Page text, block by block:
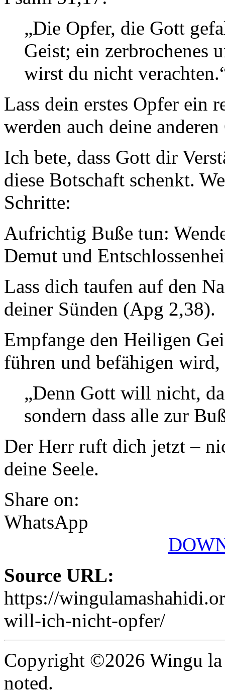
„Die Opfer, die Gott
Geist; ein zerbrochenes
wirst du nicht
Lass dein erstes Opfer ein
werden auch deine
Ich bete, dass Gott dir
diese Botschaft schenkt.
Schritte:
Aufrichtig Buße tun:
Demut und
Lass dich taufen auf den
deiner Sünden (Apg 2,38).
Empfange den Heiligen
führen und befähigen
„Denn Gott will nicht,
sondern dass alle zur
Der Herr ruft dich jetzt –
deine Seele.
Share on:
WhatsApp
Source URL:
https://
will-ich-nicht-opfer/
Copyright ©2026 Wingu la
noted.